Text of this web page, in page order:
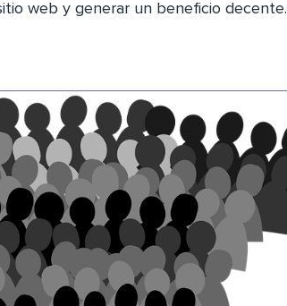
web y generar un beneficio decente.